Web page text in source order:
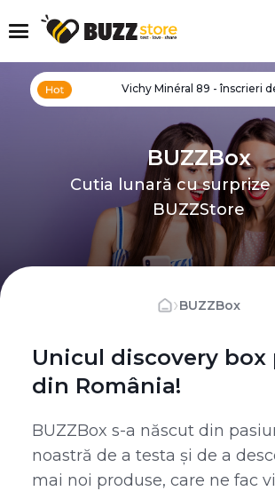
Vichy Minéral 89 - înscrieri
BUZZBox
Cutia lunară cu surprize
BUZZStore
›BUZZBox
Unicul discovery
din România!
BUZZBox s-a născut din
noastră de a testa și de a
mai noi produse, care ne fac